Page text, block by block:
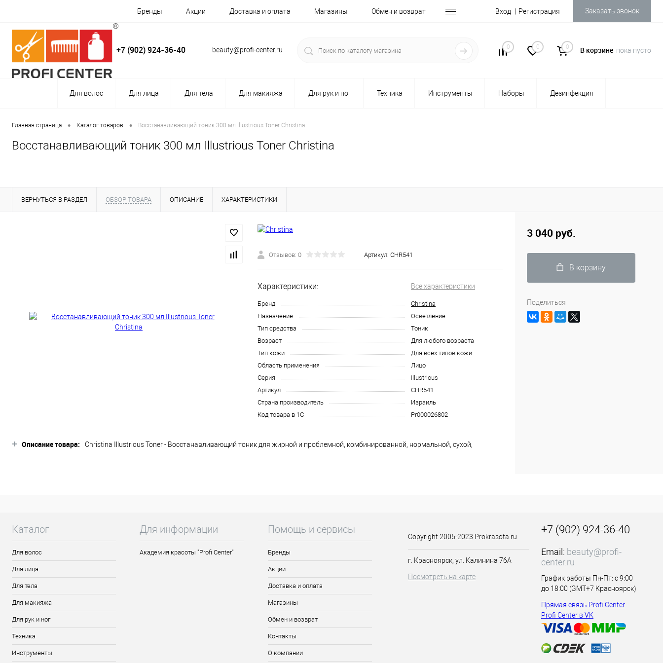
Бренды Акции Доставка и оплата Магазины Обмен и возврат Вход Регистрация Заказать звонок
+7 (902) 924-36-40 beauty@profi-center.ru 0 0 0 В корзине пока пусто
Для волос Для лица Для тела Для макияжа Для рук и ног Техника Инструменты Наборы Дезинфекция
Главная страница • Каталог товаров • Восстанавливающий тоник 300 мл Illustrious Toner Christina
Восстанавливающий тоник 300 мл Illustrious Toner Christina
ВЕРНУТЬСЯ В РАЗДЕЛ ОБЗОР ТОВАРА ОПИСАНИЕ ХАРАКТЕРИСТИКИ
Отзывов: 0 Артикул: CHR541
Характеристики: Все характеристики
Бренд
Christina
Назначение
Осветление
Тип средства
Тоник
Возраст
Для любого возраста
Тип кожи
Для всех типов кожи
Область применения
Лицо
Серия
Illustrious
Артикул
CHR541
Страна производитель
Израиль
Код товара в 1С
Pr000026802
+ Описание товара:
Christina Illustrious Toner - Восстанавливающий тоник для жирной и проблемной, комбинированной, нормальной, сухой,
3 040 руб.
В корзину
Поделиться
Каталог
Для волос
Для лица
Для тела
Для макияжа
Для рук и ног
Техника
Инструменты
Для информации
Академия красоты "Profi Center"
Помощь и сервисы
Бренды
Акции
Доставка и оплата
Магазины
Обмен и возврат
Контакты
О компании
Copyright 2005-2023 Prokrasota.ru
г. Красноярск, ул. Калинина 76А
Посмотреть на карте
+7 (902) 924-36-40
Email: beauty@profi-
center.ru
График работы Пн-Пт: с 9:00
до 18:00 (GMT+7 Красноярск)
Прямая связь Profi Center
Profi Center в VK